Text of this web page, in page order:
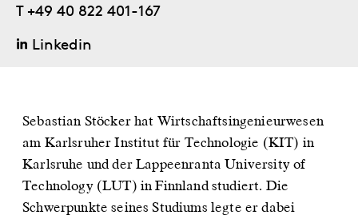
T +49 40 822 401-167
Linkedin
Sebastian Stöcker hat Wirtschaftsingenieurwesen
am Karlsruher Institut für Technologie (KIT) in
Karlsruhe und der Lappeenranta University of
Technology (LUT) in Finnland studiert. Die
Schwerpunkte seines Studiums legte er dabei